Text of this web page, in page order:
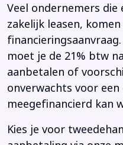
Veel ondernemers
zakelijk leasen,
moet je de 21% btw
aanbetalen of
onverwachts voor
meegefinancierd kan
Kies je voor